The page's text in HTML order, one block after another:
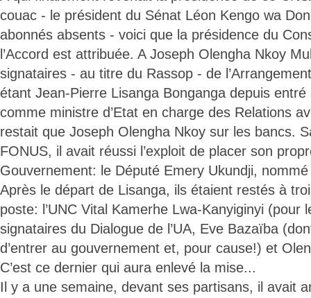
couac - le président du Sénat Léon Kengo wa
abonnés absents - voici que la présidence du
l’Accord est attribuée. A Joseph Olengha Nkoy
signataires - au titre du Rassop - de
étant Jean-Pierre Lisanga Bonganga depuis
comme ministre d’Etat en charge des Relations
restait que Joseph Olengha Nkoy sur les bancs.
FONUS, il avait réussi l’exploit de placer son
Gouvernement: le Député Emery Ukundji,
Après le départ de Lisanga, ils étaient restés à
poste: l’UNC Vital Kamerhe Lwa-Kanyiginyi (pour
signataires du Dialogue de l’UA, Eve Bazaïba
d’entrer au gouvernement et, pour cause!) et
C’est ce dernier qui aura enlevé la mise...
Il y a une semaine, devant ses partisans, il avait